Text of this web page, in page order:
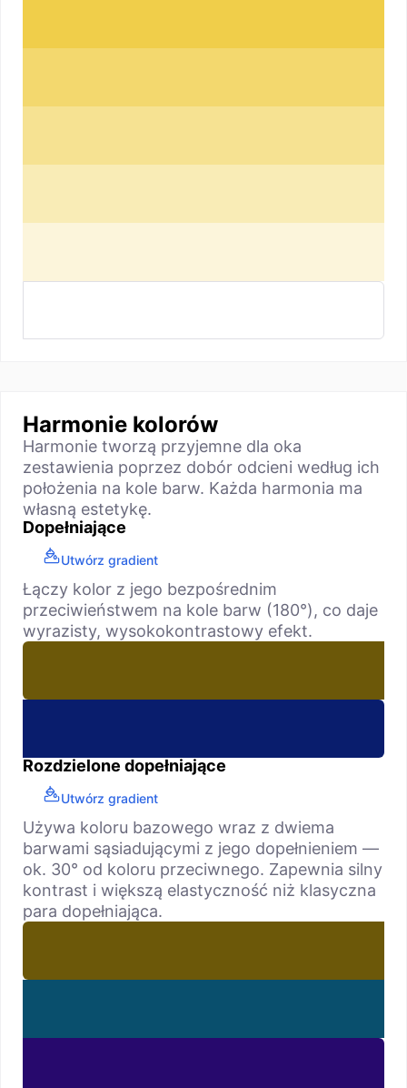
Harmonie kolorów
Harmonie tworzą przyjemne dla oka
zestawienia poprzez dobór odcieni według ich
położenia na kole barw. Każda harmonia ma
własną estetykę.
Dopełniające
Utwórz gradient
Łączy kolor z jego bezpośrednim
przeciwieństwem na kole barw (180°), co daje
wyrazisty, wysokokontrastowy efekt.
Rozdzielone dopełniające
Utwórz gradient
Używa koloru bazowego wraz z dwiema
barwami sąsiadującymi z jego dopełnieniem —
ok. 30° od koloru przeciwnego. Zapewnia silny
kontrast i większą elastyczność niż klasyczna
para dopełniająca.